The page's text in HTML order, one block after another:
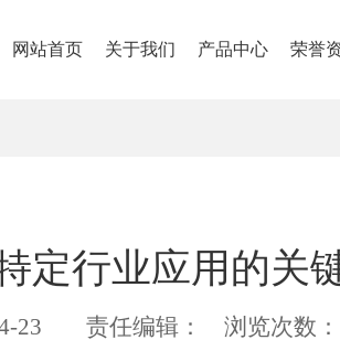
网站首页 关于我们 产品中心 荣誉
定行业应用的关
23 责任编辑： 浏览次数